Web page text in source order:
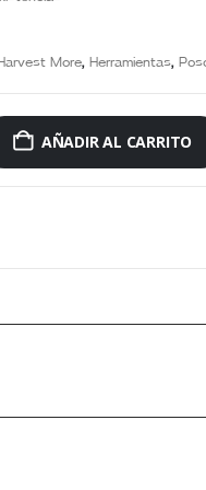
More, Herramientas,
AÑADIR AL CARRITO